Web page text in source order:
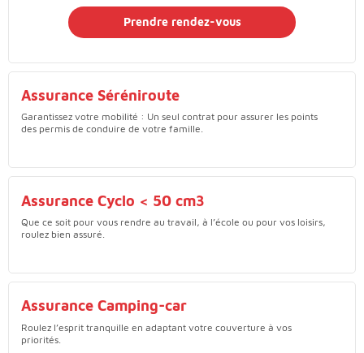
Prendre rendez-vous
Assurance Séréniroute
Garantissez votre mobilité : Un seul contrat pour assurer les points
des permis de conduire de votre famille.
Assurance Cyclo < 50 cm3
Que ce soit pour vous rendre au travail, à l’école ou pour vos loisirs,
roulez bien assuré.
Assurance Camping-car
Roulez l’esprit tranquille en adaptant votre couverture à vos
priorités.